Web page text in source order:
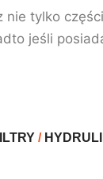
nie tylko
jeśli
/